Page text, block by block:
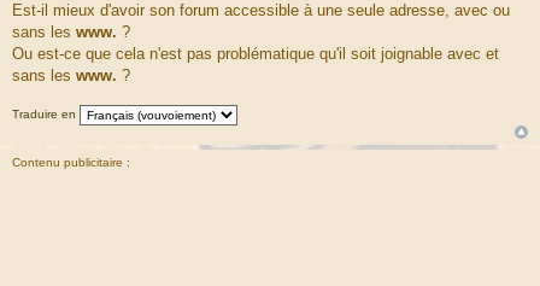
Est-il mieux d'avoir son forum accessible à une seule adresse, avec ou
sans les www. ?
Ou est-ce que cela n'est pas problématique qu'il soit joignable avec et
sans les www. ?
Traduire en
Contenu publicitaire :